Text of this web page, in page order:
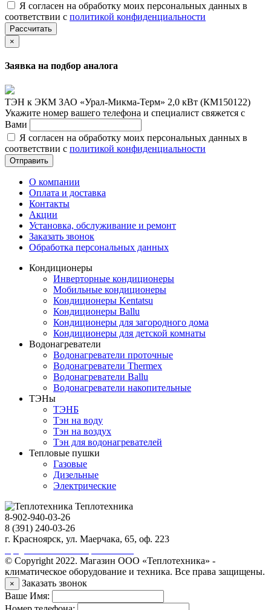
Я согласен на обработку моих персональных данных в
соответствии с политикой конфиденциальности
Рассчитать
×
Заявка на подбор аналога
ТЭН к ЭКМ ЗАО «Урал-Микма-Терм» 2,0 кВт (КМ150122)
Укажите номер вашего телефона и специалист свяжется с
Вами
Я согласен на обработку моих персональных данных в
соответствии с политикой конфиденциальности
Отправить
О компании
Оплата и доставка
Контакты
Акции
Установка, обслуживание и ремонт
Заказать звонок
Обработка персональных данных
Кондиционеры
Инверторные кондиционеры
Мобильные кондиционеры
Кондиционеры Kentatsu
Кондиционеры Ballu
Кондиционеры для загородного дома
Кондиционеры для детской комнаты
Водонагреватели
Водонагреватели проточные
Водонагреватели Thermex
Водонагреватели Ballu
Водонагреватели накопительные
ТЭНы
ТЭНБ
Тэн на воду
Тэн на воздух
Тэн для водонагревателей
Тепловые пушки
Газовые
Дизельные
Электрические
Теплотехника
8-902-940-03-26
8 (391) 240-03-26
г. Красноярск, ул. Маерчака, 65, оф. 223
© Copyright 2022. Магазин ООО «Теплотехника» -
климатическое оборудование и техника. Все права защищены.
×
Заказать звонок
Ваше Имя: